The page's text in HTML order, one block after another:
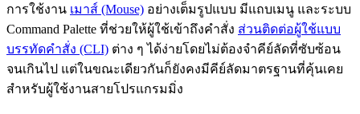
การใช้งาน เมาส์ (Mouse) อย่างเต็มรูปแบบ มีแถบเมนู และระบบ
Command Palette ที่ช่วยให้ผู้ใช้เข้าถึงคำสั่ง ส่วนติดต่อผู้ใช้แบบ
บรรทัดคำสั่ง (CLI) ต่าง ๆ ได้ง่ายโดยไม่ต้องจำคีย์ลัดที่ซับซ้อน
จนเกินไป แต่ในขณะเดียวกันก็ยังคงมีคีย์ลัดมาตรฐานที่คุ้นเคย
สำหรับผู้ใช้งานสายโปรแกรมมิ่ง